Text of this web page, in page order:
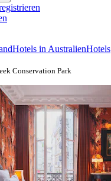
Hotels in AustralienHotels
Conservation Park